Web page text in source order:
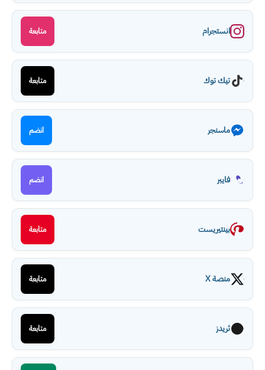
انستجرام متابعة
تيك توك متابعة
ماسنجر انضم
فايبر انضم
بينتيريست متابعة
منصة X متابعة
ثريدز متابعة